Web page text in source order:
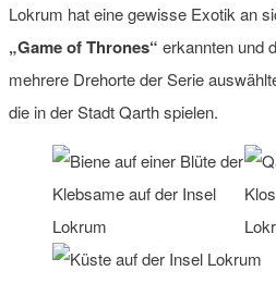
Lokrum hat eine gewisse Exotik an
„Game of Thrones“ erkannten und
mehrere Drehorte der Serie
die in der Stadt Qarth spielen.